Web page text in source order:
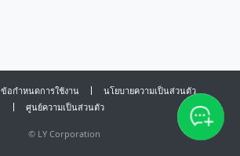
ข้อกำหนดการใช้งาน
นโยบายความเป็นส่วนตัว
ศูนย์ความเป็นส่วนตัว
© LY Corporation